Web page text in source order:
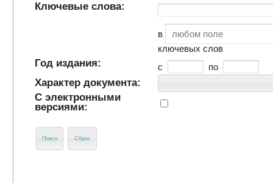
Ключевые слова:
в
ключевых слов
Год издания: c по
Характер документа:
С электронными
версиями: